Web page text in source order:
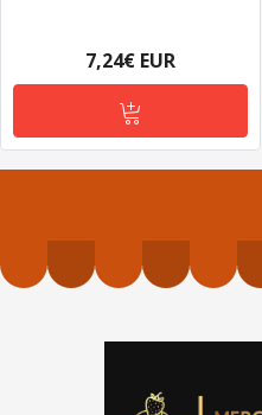
7,24€ EUR